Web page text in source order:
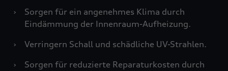
›
Sorgen für ein angenehmes Klima durch
Eindämmung der Innenraum-Aufheizung.
›
Verringern Schall und schädliche UV-Strahlen.
›
Sorgen für reduzierte Reparaturkosten durch